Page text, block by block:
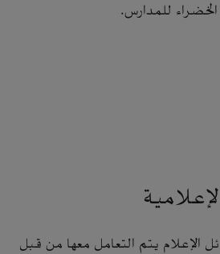
للمدارس.
الإعلام يتم التعامل معها من قبل